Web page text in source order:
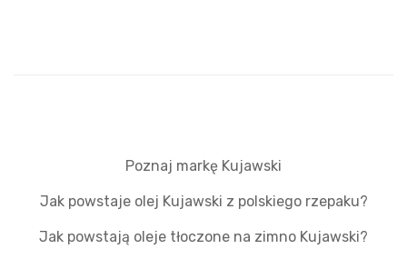
Poznaj markę Kujawski
Jak powstaje olej Kujawski z polskiego rzepaku?
Jak powstają oleje tłoczone na zimno Kujawski?